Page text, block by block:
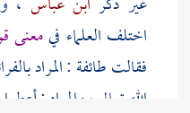
اختلف العلماء فيمعنى
فقالت طائفة : المراد
الله تعالى ، والمراد :